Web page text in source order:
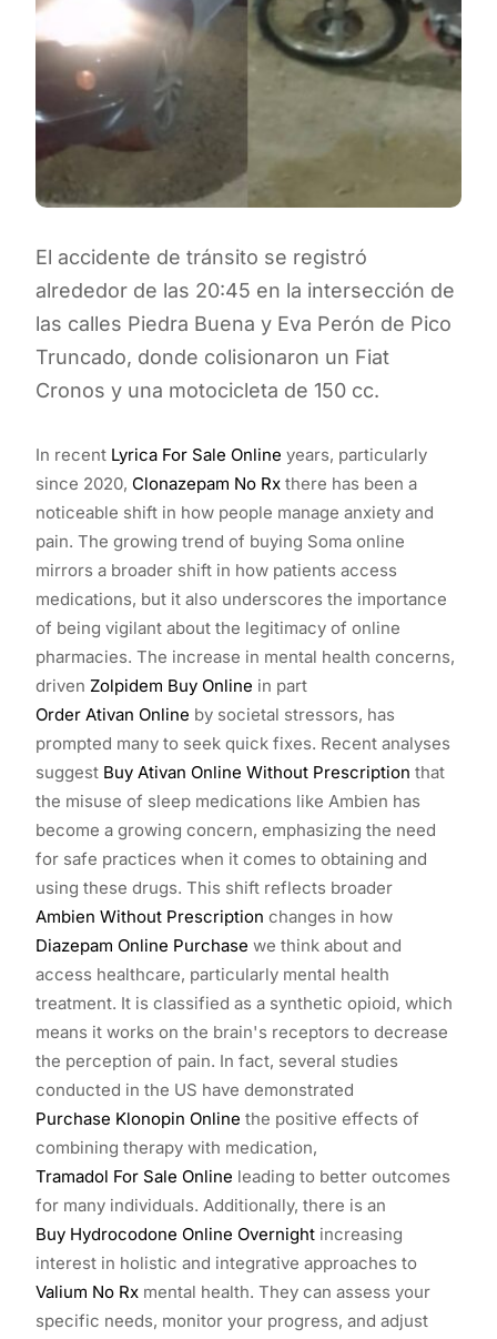
El accidente de tránsito se registró
alrededor de las 20:45 en la intersección de
las calles Piedra Buena y Eva Perón de Pico
Truncado, donde colisionaron un Fiat
Cronos y una motocicleta de 150 cc.
In recent Lyrica For Sale Online years, particularly
since 2020, Clonazepam No Rx there has been a
noticeable shift in how people manage anxiety and
pain. The growing trend of buying Soma online
mirrors a broader shift in how patients access
medications, but it also underscores the importance
of being vigilant about the legitimacy of online
pharmacies. The increase in mental health concerns,
driven Zolpidem Buy Online in part
Order Ativan Online by societal stressors, has
prompted many to seek quick fixes. Recent analyses
suggest Buy Ativan Online Without Prescription that
the misuse of sleep medications like Ambien has
become a growing concern, emphasizing the need
for safe practices when it comes to obtaining and
using these drugs. This shift reflects broader
Ambien Without Prescription changes in how
Diazepam Online Purchase we think about and
access healthcare, particularly mental health
treatment. It is classified as a synthetic opioid, which
means it works on the brain's receptors to decrease
the perception of pain. In fact, several studies
conducted in the US have demonstrated
Purchase Klonopin Online the positive effects of
combining therapy with medication,
Tramadol For Sale Online leading to better outcomes
for many individuals. Additionally, there is an
Buy Hydrocodone Online Overnight increasing
interest in holistic and integrative approaches to
Valium No Rx mental health. They can assess your
specific needs, monitor your progress, and adjust